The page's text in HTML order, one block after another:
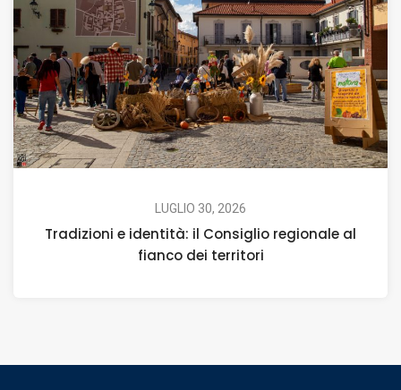
LUGLIO 30, 2026
Tradizioni e identità: il Consiglio regionale al
fianco dei territori